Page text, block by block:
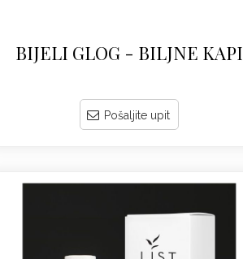
BIJELI GLOG - BILJNE KAPI
Pošaljite upit